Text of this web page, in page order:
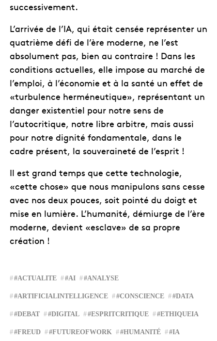
successivement.
L’arrivée de l’IA, qui était censée représenter un
quatrième défi de l’ère moderne, ne l’est
absolument pas, bien au contraire ! Dans les
conditions actuelles, elle impose au marché de
l’emploi, à l’économie et à la santé un effet de
«turbulence herméneutique», représentant un
danger existentiel pour notre sens de
l’autocritique, notre libre arbitre, mais aussi
pour notre dignité fondamentale, dans le
cadre présent, la souveraineté de l’esprit !
Il est grand temps que cette technologie,
«cette chose» que nous manipulons sans cesse
avec nos deux pouces, soit pointé du doigt et
mise en lumière. L’humanité, démiurge de l’ère
moderne, devient «esclave» de sa propre
création !
#ACTUALITE #AI #ANALYSE
#ARTIFICIALINTELLIGENCE #CONSCIENCE #DATA
#DEBAT #DIGITAL #ESPRITCRITIQUE #ETHIQUEIA
#FREUD #FUTUREOFWORK #HUMANITÉ #IA